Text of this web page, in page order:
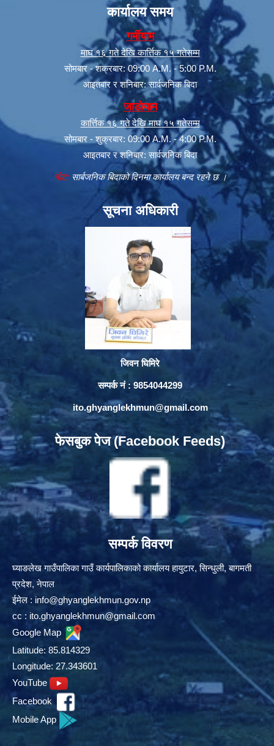
कार्यालय समय
गर्मीयाम
माघ १६ गते देखि कार्त्तिक १५ गतेसम्म
सोमबार - शक्रबार: 09:00 A.M. - 5:00 P.M.
आइतबार र शनिबार: सार्वजनिक बिदा
जाडोयाम
कार्त्तिक १६ गते देखि माघ १५ गतेसम्म
सोमबार - शुक्रबार: 09:00 A.M. - 4:00 P.M.
आइतबार र शनिबार: सार्वजनिक बिदा
नोट:सार्बजनिक बिदाको दिनमा कार्यालय बन्द रहने छ ।
सूचना अधिकारी
जिवन घिमिरे
सम्पर्क नं : 9854044299
ito.ghyanglekhmun@gmail.com
फेसबुक पेज (Facebook Feeds)
सम्पर्क विवरण
घ्याङलेख गाउँपालिका गाउँ कार्यपालिकाको कार्यालय हायुटार, सिन्धुली, बागमती
प्रदेश, नेपाल
ईमेल : info@ghyanglekhmun.gov.np
cc : ito.ghyanglekhmun@gmail.com
Google Map
Latitude: 85.814329
Longitude: 27.343601
YouTube
Facebook
Mobile App